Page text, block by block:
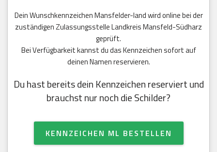
Dein Wunschkennzeichen Mansfelder-land wird online bei der
zuständigen Zulassungsstelle Landkreis Mansfeld-Südharz
geprüft.
Bei Verfügbarkeit kannst du das Kennzeichen sofort auf
deinen Namen reservieren.
Du hast bereits dein Kennzeichen reserviert und
brauchst nur noch die Schilder?
KENNZEICHEN ML BESTELLEN